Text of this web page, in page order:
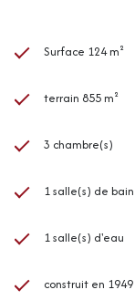
Surface 124 m²
terrain 855 m²
3 chambre(s)
1 salle(s) de bain
1 salle(s) d'eau
construit en 1949